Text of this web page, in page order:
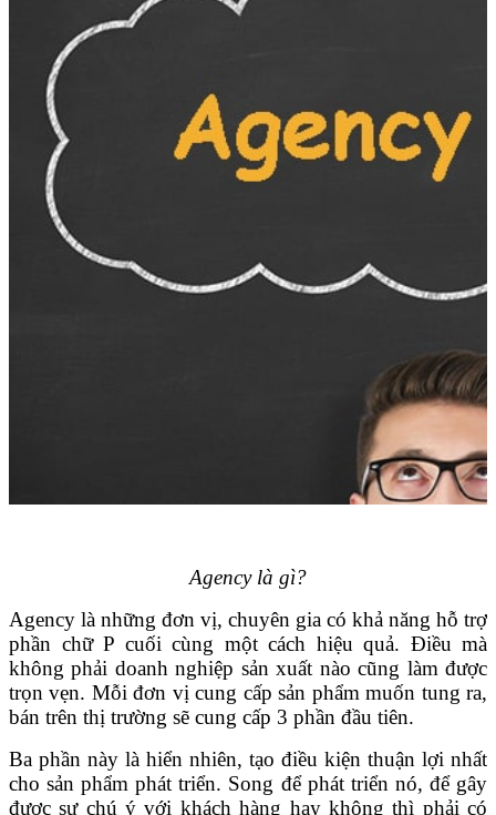
Agency là gì?
Agency là những đơn vị, chuyên gia có khả năng hỗ trợ
phần chữ P cuối cùng một cách hiệu quả. Điều mà
không phải doanh nghiệp sản xuất nào cũng làm được
trọn vẹn. Mỗi đơn vị cung cấp sản phẩm muốn tung ra,
bán trên thị trường sẽ cung cấp 3 phần đầu tiên.
Ba phần này là hiển nhiên, tạo điều kiện thuận lợi nhất
cho sản phẩm phát triển. Song để phát triển nó, để gây
được sự chú ý với khách hàng hay không thì phải có